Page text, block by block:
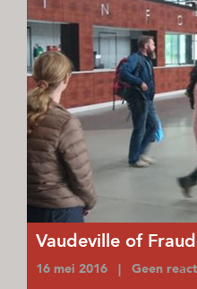
Vaudeville of
16 mei 2016 | Geen